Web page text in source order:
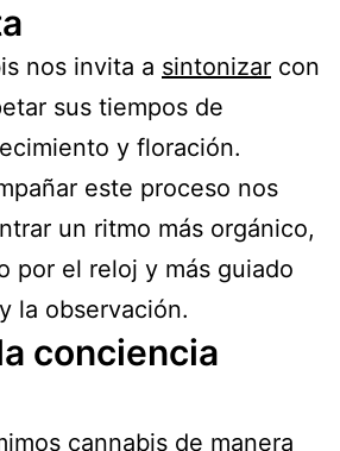
nos invita a sintonizar con
sus tiempos de
y floración.
este proceso nos
un ritmo más orgánico,
por el reloj y más guiado
la observación.
conciencia
cannabis de manera